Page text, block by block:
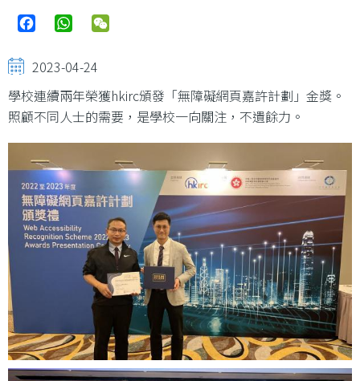
FacebookWhatsApp
2023-04-24
學校連續兩年榮獲hkirc頒發「無障礙網頁嘉許計劃」金獎。
照顧不同人士的需要，是學校一向關注，不遺餘力。